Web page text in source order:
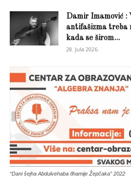
Damir Imamović :
antifašizma treba
kada se širom...
28. Jula 2026.
“Dani šejha Abdulvehaba Ilhamije Žepčaka” 2022